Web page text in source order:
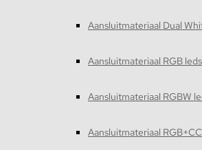
Aansluitmateriaal Dual
Aansluitmateriaal RGB
Aansluitmateriaal RGBW
Aansluitmateriaal